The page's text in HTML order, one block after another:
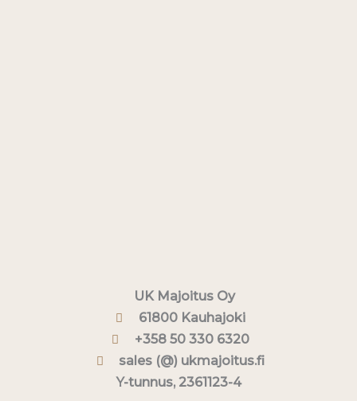
UK Majoitus Oy
61800 Kauhajoki
+358 50 330 6320
sales (@) ukmajoitus.fi
Y-tunnus, 2361123-4